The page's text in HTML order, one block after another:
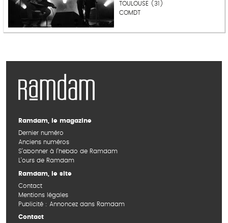
TOULOUSE (31)
COMDT
Ramdam, le magazine
Dernier numéro
Anciens numéros
S’abonner à l’hebdo de Ramdam
L’ours de Ramdam
Ramdam, le site
Contact
Mentions légales
Publicité : Annoncez dans Ramdam
Contact